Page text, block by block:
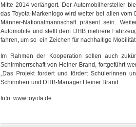
Mitte 2014 verlängert. Der Automobilhersteller
das Toyota-Markenlogo wird weiter bei allen
Männer-Nationalmannschaft präsent sein.
Automobile und stellt dem DHB mehrere
fahren, um so ein Zeichen für nachhaltige
Im Rahmen der Kooperation sollen auch
Schirmherrschaft von Heiner Brand, fortgeführt
„Das Projekt fordert und fördert Schülerinnen
Schirmherr und DHB-Manager Heiner Brand.
Info: www.toyota.de